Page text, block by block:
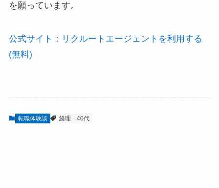
を願っています。
公式サイト：リクルートエージェントを利用する
(無料)
転職体験談 経理 40代